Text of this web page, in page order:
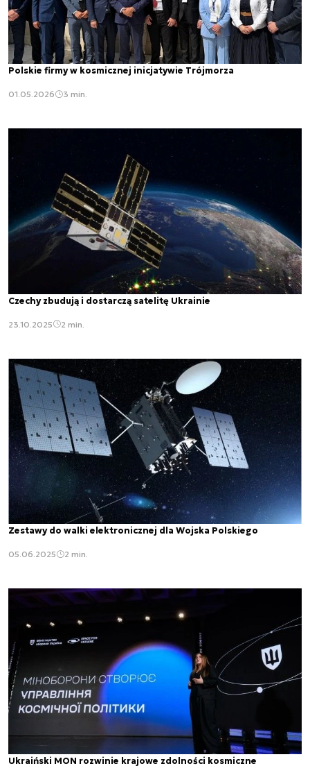
Polskie firmy w kosmicznej inicjatywie Trójmorza
01.05.2026 3 min.
Czechy zbudują i dostarczą satelitę Ukrainie
23.10.2025 2 min.
Zestawy do walki elektronicznej dla Wojska Polskiego
05.06.2025 2 min.
Ukraiński MON rozwinie krajowe zdolności kosmiczne